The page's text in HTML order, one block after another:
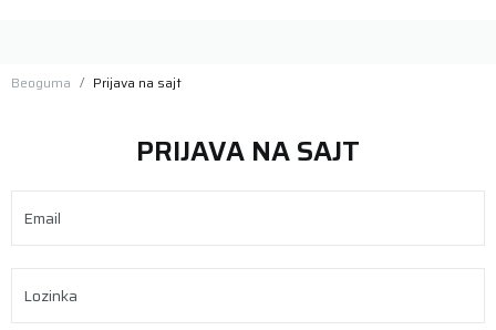
Beoguma Prijava na sajt
PRIJAVA NA SAJT
Email
Lozinka